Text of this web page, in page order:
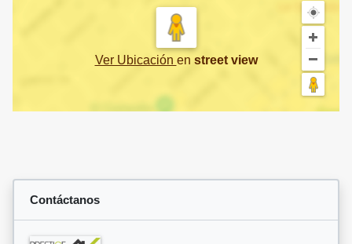
Ver Ubicación en street view
Contáctanos